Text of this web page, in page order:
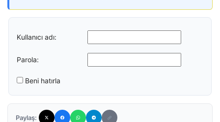
Kullanıcı adı:
Parola:
Beni hatırla
Paylaş: